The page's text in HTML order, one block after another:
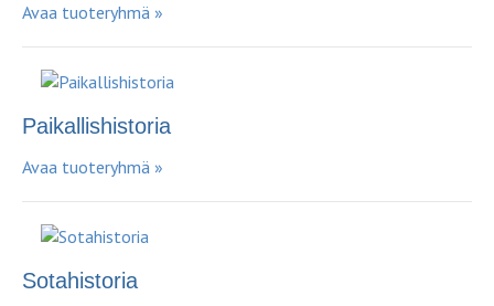
Avaa tuoteryhmä »
Paikallishistoria
Avaa tuoteryhmä »
Sotahistoria